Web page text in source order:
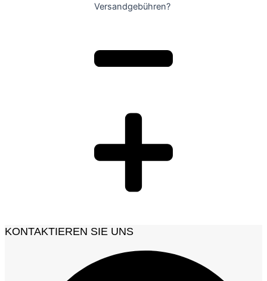
Versandgebühren?
KONTAKTIEREN SIE UNS